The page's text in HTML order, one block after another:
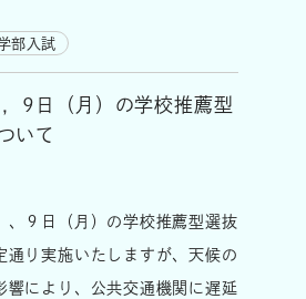
部入試
9日（月）の学校推薦型
いて
９日（月）の学校推薦型選抜
通り実施いたしますが、天候の
響により、公共交通機関に遅延